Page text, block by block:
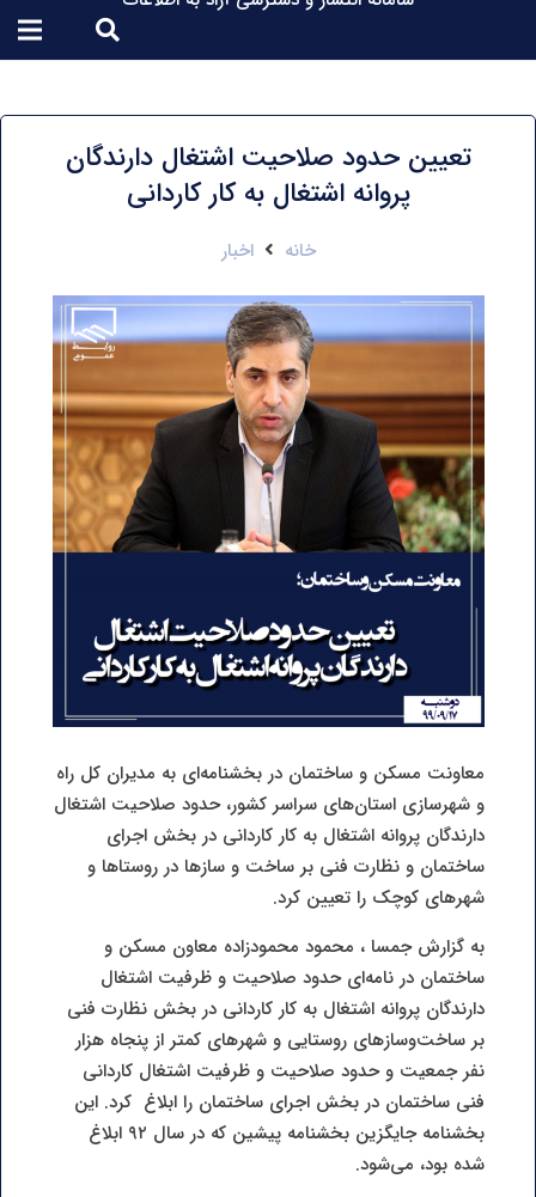
تعیین حدود صلاحیت اشتغال دارندگان
پروانه اشتغال به کار کاردانی
خانه اخبار
معاونت مسکن و ساختمان در بخشنامه‌ای به مدیران کل راه
و شهرسازی استان‌های سراسر کشور، حدود صلاحیت اشتغال
دارندگان پروانه اشتغال به کار کاردانی در بخش اجرای
ساختمان و نظارت فنی بر ساخت و سازها در روستاها و
شهرهای کوچک را تعیین کرد.
به گزارش جمسا ، محمود محمودزاده معاون مسکن و
ساختمان در نامه‌ای حدود صلاحیت و ظرفیت اشتغال
دارندگان پروانه اشتغال به کار کاردانی در بخش نظارت فنی
بر ساخت‌وسازهای روستایی و شهرهای کمتر از پنجاه هزار
نفر جمعیت و حدود صلاحیت و ظرفیت اشتغال کاردانی
فنی ساختمان در بخش اجرای ساختمان را ابلاغ کرد. این
بخشنامه جایگزین بخشنامه پیشین که در سال ۹۲ ابلاغ
شده بود، می‌شود.